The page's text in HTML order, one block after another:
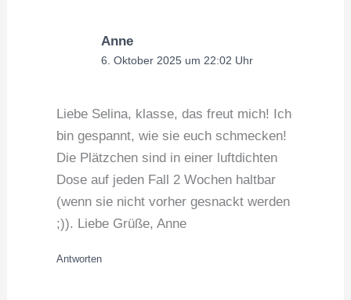
Anne
6. Oktober 2025 um 22:02 Uhr
Liebe Selina, klasse, das freut mich! Ich
bin gespannt, wie sie euch schmecken!
Die Plätzchen sind in einer luftdichten
Dose auf jeden Fall 2 Wochen haltbar
(wenn sie nicht vorher gesnackt werden
;)). Liebe Grüße, Anne
Antworten